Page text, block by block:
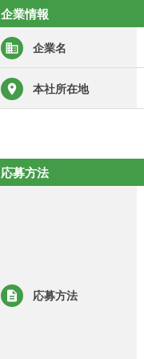
企業情報
企業名
本社所在地
応募方法
応募方法